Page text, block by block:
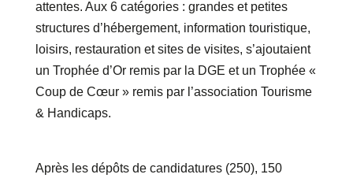
attentes. Aux 6 catégories : grandes et petites
structures d’hébergement, information touristique,
loisirs, restauration et sites de visites, s’ajoutaient
un Trophée d’Or remis par la DGE et un Trophée «
Coup de Cœur » remis par l’association Tourisme
& Handicaps.
Après les dépôts de candidatures (250), 150